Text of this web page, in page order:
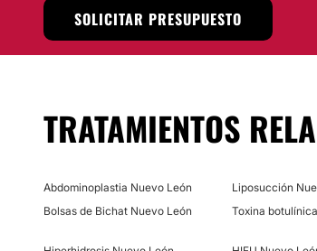
SOLICITAR PRESUPUESTO
TRATAMIENTOS
Abdominoplastia Nuevo León Liposucción
Bolsas de Bichat Nuevo León
Toxina